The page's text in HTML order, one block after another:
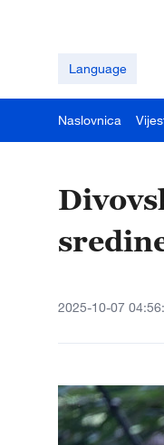
Language
Naslovnica
2025-10-07